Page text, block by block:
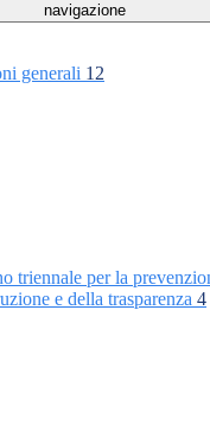
navigazione
generali 12
triennale per la
e della trasparenza 4